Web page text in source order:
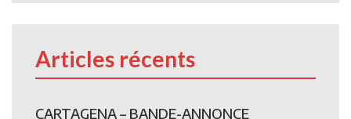
Articles récents
CARTAGENA – BANDE-ANNONCE